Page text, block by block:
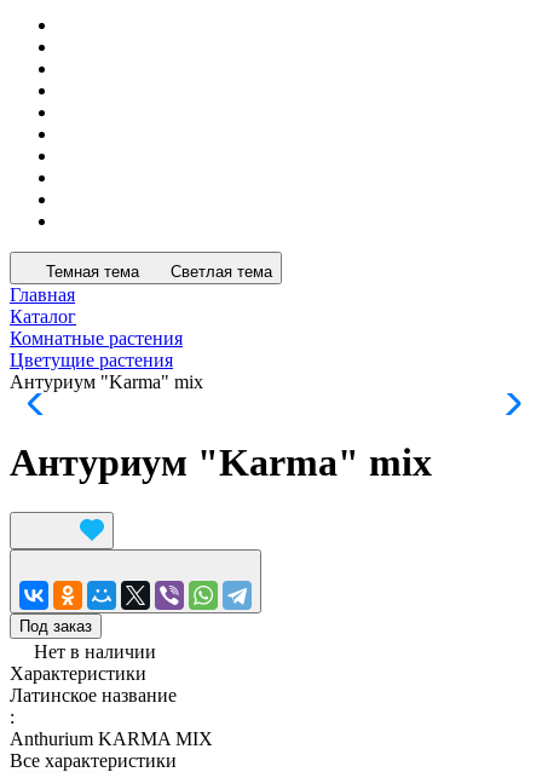
Темная тема Светлая тема
Главная
Каталог
Комнатные растения
Цветущие растения
Антуриум "Karma" mix
Антуриум "Karma" mix
Под заказ
Нет в наличии
Характеристики
Латинское название
:
Anthurium KARMA MIX
Все характеристики